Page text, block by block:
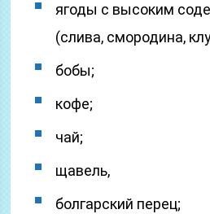
ягоды с высоким
(слива, смородина,
бобы;
кофе;
чай;
щавель,
болгарский перец;